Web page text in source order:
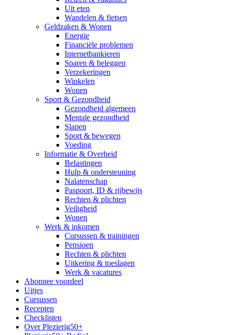
Uit eten
Wandelen & fietsen
Geldzaken & Wonen
Energie
Financiële problemen
Internetbankieren
Sparen & beleggen
Verzekeringen
Winkelen
Wonen
Sport & Gezondheid
Gezondheid algemeen
Mentale gezondheid
Slapen
Sport & bewegen
Voeding
Informatie & Overheid
Belastingen
Hulp & ondersteuning
Nalatenschap
Paspoort, ID & rijbewijs
Rechten & plichten
Veiligheid
Wonen
Werk & inkomen
Cursussen & trainingen
Pensioen
Rechten & plichten
Uitkering & toeslagen
Werk & vacatures
Abonnee voordeel
Uitjes
Cursussen
Recepten
Checklisten
Over Plezierig50+